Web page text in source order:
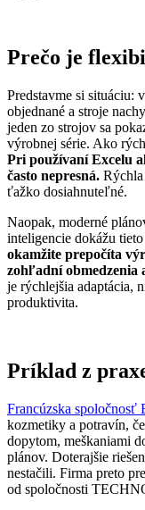
Prečo je
Predstavme si situáciu:
objednané a stroje
jeden zo strojov sa
výrobnej série. Ako
Pri používaní Excelu
často nepresná.
ťažko dosiahnuteľné.
Naopak, moderné
inteligencie dokážu
okamžite prepočíta
zohľadní obmedzenia
je rýchlejšia adaptácia,
produktivita.
Príklad z
Francúzska spoločnosť
kozmetiky a potravín,
dopytom, meškaniami
plánov. Doterajšie
nestačili. Firma preto
od spoločnosti